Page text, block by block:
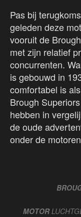
Pas bij
geleden deze
vooruit de
met zijn relatief
concurrenten.
is gebouwd in
comfortabel is
Brough
hebben in
de oude
onder de
MOTOR